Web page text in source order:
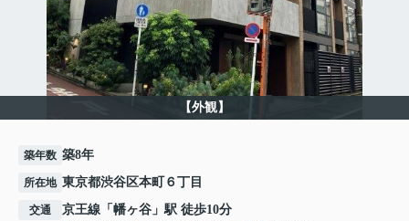
【外観】
築年数 築8年
所在地 東京都渋谷区本町６丁目
交通 京王線 「 幡ヶ谷 」駅 徒歩10分